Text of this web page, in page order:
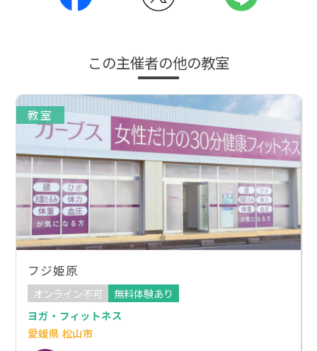
この主催者の他の教室
教室
フジ姫原
オンライン不可
無料体験あり
ヨガ・フィットネス
愛媛県 松山市